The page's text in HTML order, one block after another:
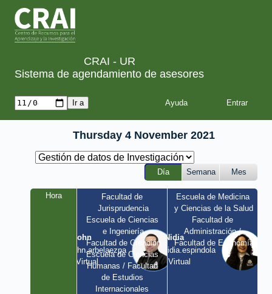
CRAI - UR
Sistema de agendamiento de asesores
Ayuda
Thursday 4 November 2021
Día Semana Mes
Hora
John
john.arbelaezpa
/ Virtual
Facultad de
Jurisprudencia
Escuela de Ciencias
e Ingeniería
Facultad de Creación
Escuela de Ciencias
Humanas / Facultad
de Estudios
Internacionales
Nidia
nidia.espindola
/ Virtual
Escuela de Medicina
y Ciencias de la Salud
Facultad de
Administración /
Facultad de Economía